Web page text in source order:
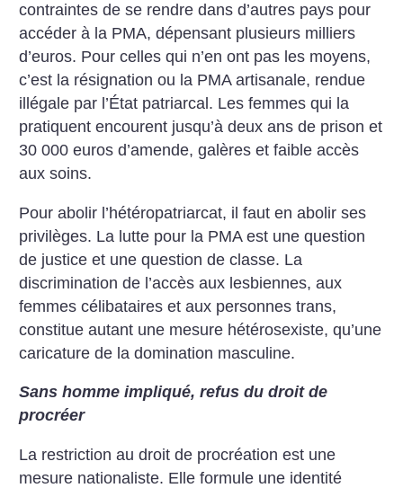
contraintes de se rendre dans d’autres pays pour
accéder à la PMA, dépensant plusieurs milliers
d’euros. Pour celles qui n’en ont pas les moyens,
c’est la résignation ou la PMA artisanale, rendue
illégale par l’État patriarcal. Les femmes qui la
pratiquent encourent jusqu’à deux ans de prison et
30 000 euros d’amende, galères et faible accès
aux soins.
Pour abolir l’hétéropatriarcat, il faut en abolir ses
privilèges. La lutte pour la PMA est une question
de justice et une question de classe. La
discrimination de l’accès aux lesbiennes, aux
femmes célibataires et aux personnes trans,
constitue autant une mesure hétérosexiste, qu’une
caricature de la domination masculine.
Sans homme impliqué, refus du droit de
procréer
La restriction au droit de procréation est une
mesure nationaliste. Elle formule une identité